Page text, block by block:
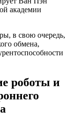
академии
в свою очередь,
обмена,
роботы и